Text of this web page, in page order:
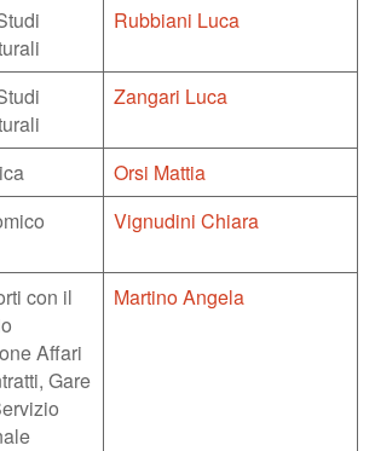
Rubbiani Luca
Zangari Luca
Orsi Mattia
Vignudini Chiara
con il
Affari
Gare
Martino Angela